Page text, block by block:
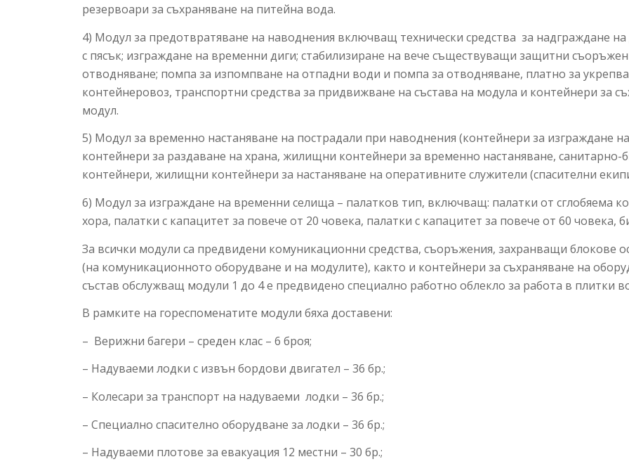
резервоари за съхраняване на питейна вода.
4) Модул за предотвратяване на наводнения включващ технически средства за надграждане
с пясък; изграждане на временни диги; стабилизиране на вече съществуващи защитни
отводняване; помпа за изпомпване на отпадни води и помпа за отводняване, платно за
контейнеровоз, транспортни средства за придвижване на състава на модула и контейнери за
модул.
5) Модул за временно настаняване на пострадали при наводнения (контейнери за изграждане
контейнери за раздаване на храна, жилищни контейнери за временно настаняване, санитарно-
контейнери, жилищни контейнери за настаняване на оперативните служители (спасителни
6) Модул за изграждане на временни селища – палатков тип, включващ: палатки от сглобяема
хора, палатки с капацитет за повече от 20 човека, палатки с капацитет за повече от 60 човека,
За всички модули са предвидени комуникационни средства, съоръжения, захранващи блокове
(на комуникационното оборудване и на модулите), както и контейнери за съхраняване на
състав обслужващ модули 1 до 4 е предвидено специално работно облекло за работа в плитки
В рамките на гореспоменатите модули бяха доставени:
– Верижни багери – среден клас – 6 броя;
– Надуваеми лодки с извън бордови двигател – 36 бр.;
– Колесари за транспорт на надуваеми лодки – 36 бр.;
– Специално спасително оборудване за лодки – 36 бр.;
– Надуваеми плотове за евакуация 12 местни – 30 бр.;